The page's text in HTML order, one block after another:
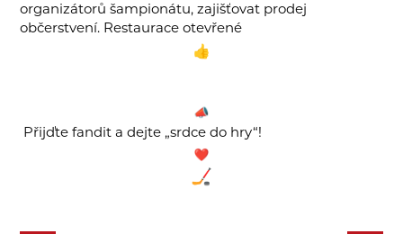
organizátorů šampionátu, zajišťovat prodej
občerstvení. Restaurace otevřené
Přijďte fandit a dejte „srdce do hry“!